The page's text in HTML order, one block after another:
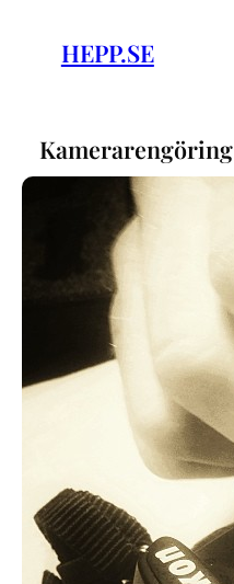
content
HEPP.SE
Kamerarengöring